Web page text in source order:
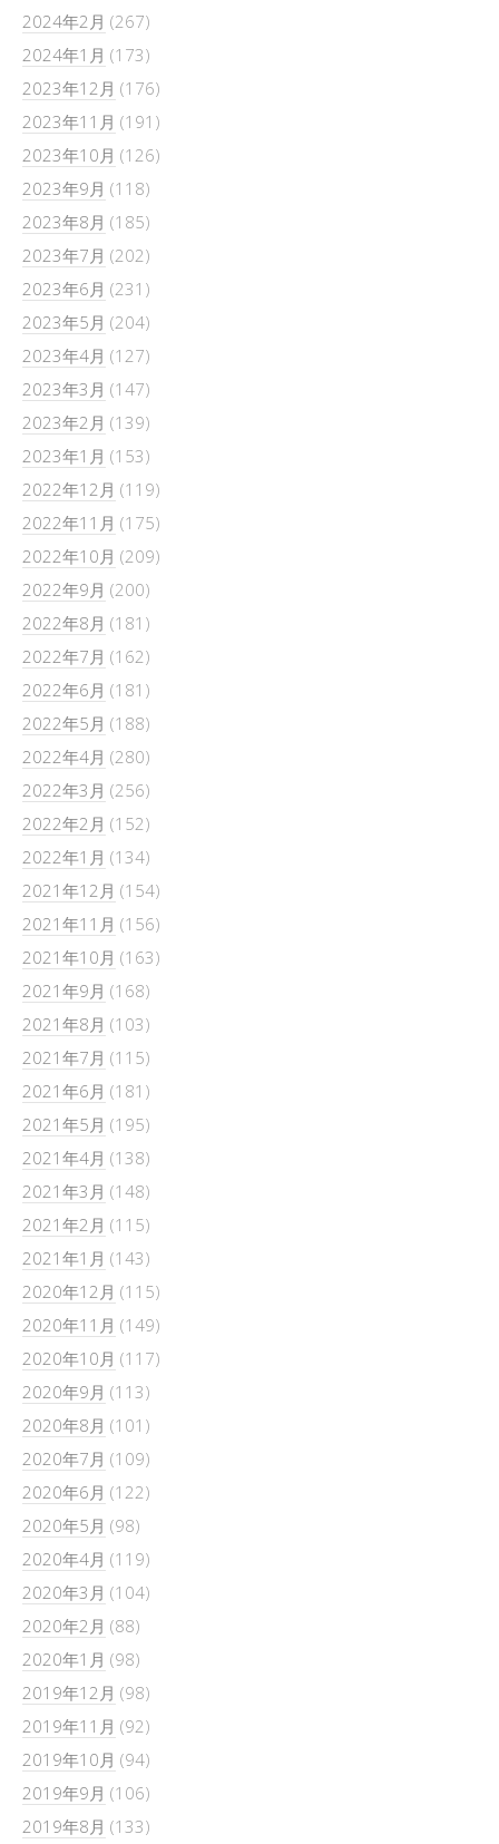
2024年2月 (267)
2024年1月 (173)
2023年12月 (176)
2023年11月 (191)
2023年10月 (126)
2023年9月 (118)
2023年8月 (185)
2023年7月 (202)
2023年6月 (231)
2023年5月 (204)
2023年4月 (127)
2023年3月 (147)
2023年2月 (139)
2023年1月 (153)
2022年12月 (119)
2022年11月 (175)
2022年10月 (209)
2022年9月 (200)
2022年8月 (181)
2022年7月 (162)
2022年6月 (181)
2022年5月 (188)
2022年4月 (280)
2022年3月 (256)
2022年2月 (152)
2022年1月 (134)
2021年12月 (154)
2021年11月 (156)
2021年10月 (163)
2021年9月 (168)
2021年8月 (103)
2021年7月 (115)
2021年6月 (181)
2021年5月 (195)
2021年4月 (138)
2021年3月 (148)
2021年2月 (115)
2021年1月 (143)
2020年12月 (115)
2020年11月 (149)
2020年10月 (117)
2020年9月 (113)
2020年8月 (101)
2020年7月 (109)
2020年6月 (122)
2020年5月 (98)
2020年4月 (119)
2020年3月 (104)
2020年2月 (88)
2020年1月 (98)
2019年12月 (98)
2019年11月 (92)
2019年10月 (94)
2019年9月 (106)
2019年8月 (133)